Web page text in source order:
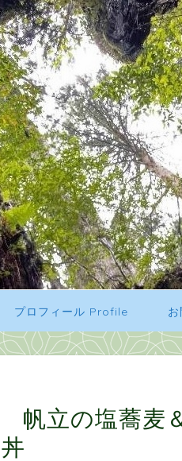
プロフィール Profile
帆立の塩蕎麦